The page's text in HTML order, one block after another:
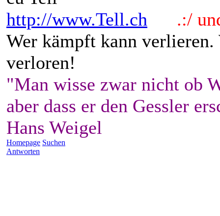
http://www.Tell.ch
.:/
Wer kämpft kann
verloren!
"Man wisse zwar nicht ob
aber dass er den Gessler
Hans Weigel
Homepage Suchen
Antworten